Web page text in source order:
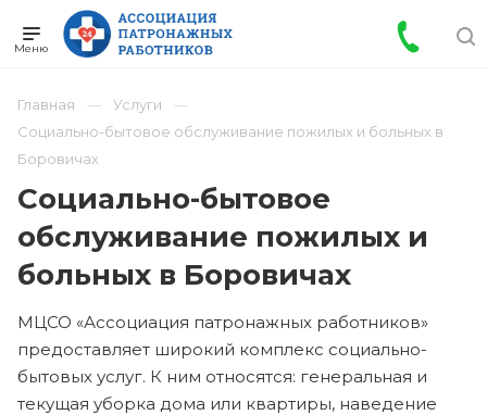
Главная
Услуги
Социально-бытовое обслуживание пожилых и больных в
Боровичах
Социально-бытовое
обслуживание пожилых и
больных в Боровичах
МЦСО «Ассоциация патронажных работников»
предоставляет широкий комплекс социально-
бытовых услуг. К ним относятся: генеральная и
текущая уборка дома или квартиры, наведение